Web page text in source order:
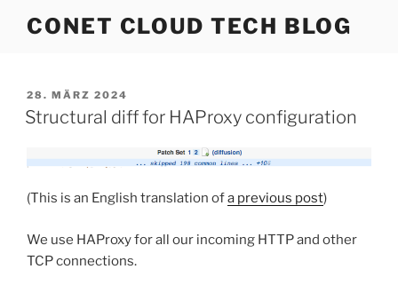
InhaltCONET CLOUD TECH BLOG
VERÖFFENTLICHT
AM
28. MÄRZ 2024
Structural diff for HAProxy configuration
(This is an English translation ofa previous post)
We use HAProxy for all our incoming HTTP and other
TCP connections.